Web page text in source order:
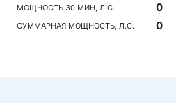
МОЩНОСТЬ 30 МИН, Л.С. 0
СУММАРНАЯ МОЩНОСТЬ, Л.С. 0